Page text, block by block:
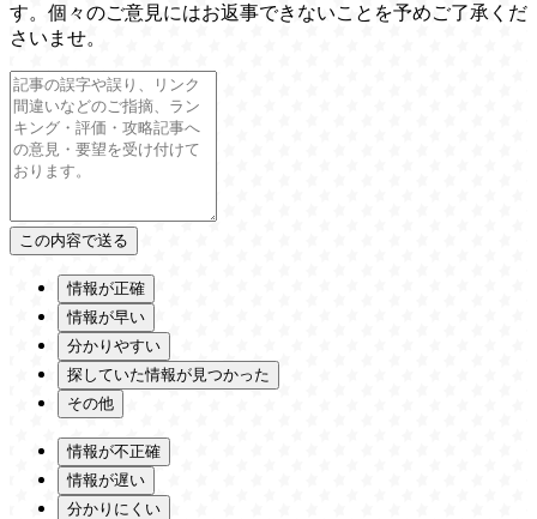
す。個々のご意見にはお返事できないことを予めご了承くだ
さいませ。
情報が正確
情報が早い
分かりやすい
探していた情報が見つかった
その他
情報が不正確
情報が遅い
分かりにくい